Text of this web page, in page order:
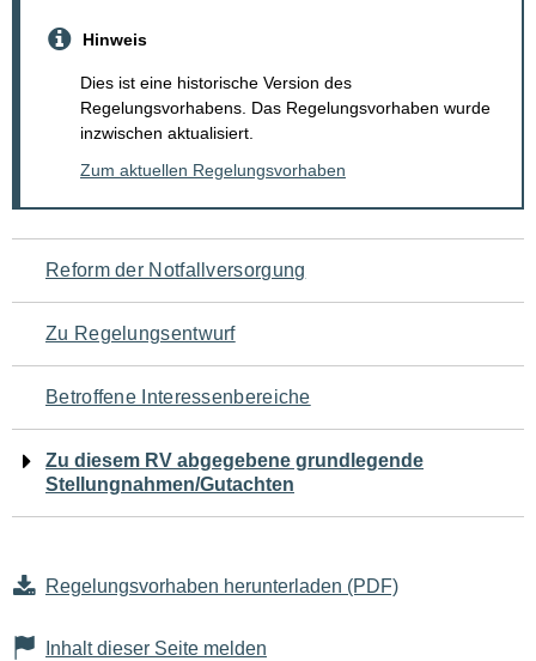
Hinweis
Dies ist eine historische Version des
Regelungsvorhabens. Das Regelungsvorhaben wurde
inzwischen aktualisiert.
Zum aktuellen Regelungsvorhaben
Navigation
für
den
Seiteninhalt
Reform der Notfallversorgung
Zu Regelungsentwurf
Betroffene Interessenbereiche
Zu diesem RV abgegebene grundlegende
Stellungnahmen/Gutachten
Regelungsvorhaben herunterladen (PDF)
Inhalt dieser Seite melden